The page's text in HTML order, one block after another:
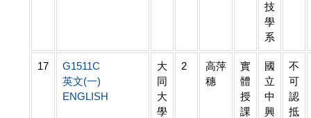
技
學
系
17
G1511C
英文(一)
ENGLISH
大
同
大
學
2
高萍
穗
實
體
授
課
國
立
中
興
不
可
認
抵